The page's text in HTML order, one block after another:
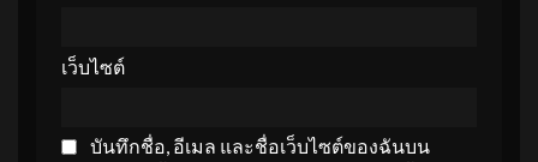
เว็บไซต์
บันทึกชื่อ, อีเมล และชื่อเว็บไซต์ของฉันบน